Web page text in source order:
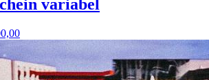
variabel